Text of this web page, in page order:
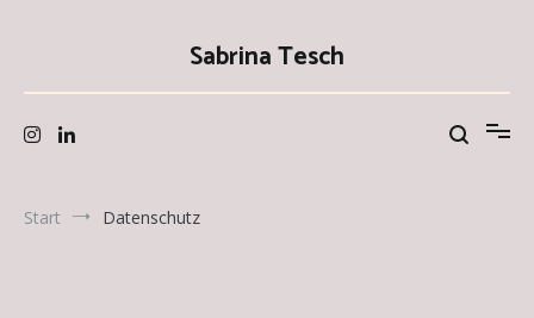
Sabrina Tesch
Start Datenschutz